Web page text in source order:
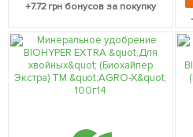
+7.72грн бонусов за покупку